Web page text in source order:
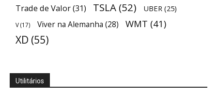
Trade de Valor(31) TSLA (52) UBER (25)
V(17) Viver na Alemanha (28) WMT (41)
XD (55)
Utilitários